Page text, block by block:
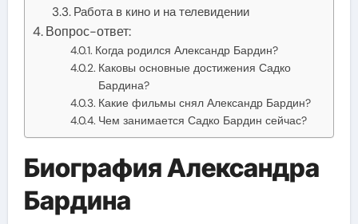
Работа в кино и на телевидении
Вопрос-ответ:
Когда родился Александр Бардин?
Каковы основные достижения Садко
Бардина?
Какие фильмы снял Александр Бардин?
Чем занимается Садко Бардин сейчас?
Биография Александра
Бардина